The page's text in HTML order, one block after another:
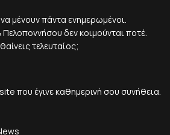
μένουν πάντα ενημερωμένοι.
Πελοποννήσου δεν κοιμούνται ποτέ.
τελευταίος;
που έγινε καθημερινή σου συνήθεια.